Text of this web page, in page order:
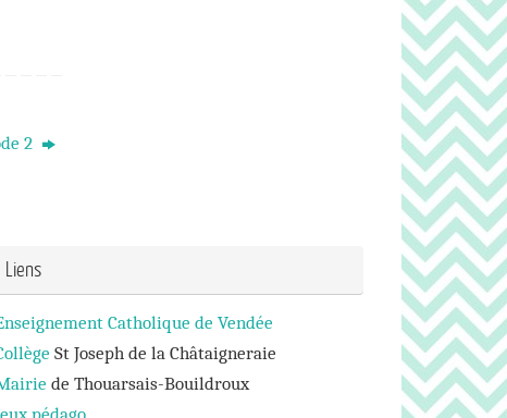
2
Liens
Catholique de Vendée
St Joseph de la Châtaigneraie
de Thouarsais-Bouildroux